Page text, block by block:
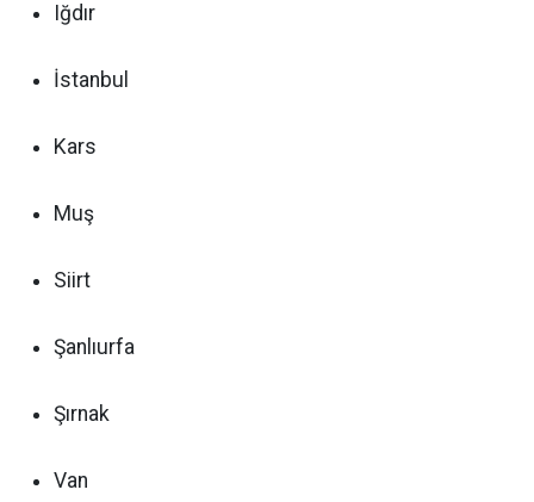
Iğdır
İstanbul
Kars
Muş
Siirt
Şanlıurfa
Şırnak
Van